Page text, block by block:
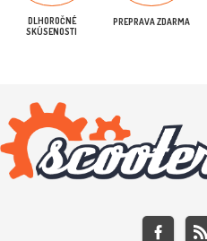
DLHOROČNÉ
SKÚSENOSTI
PREPRAVA ZDARMA